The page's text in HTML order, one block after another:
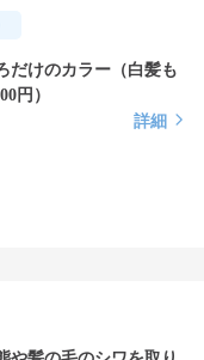
だけのカラー（白髪も
円）
詳細